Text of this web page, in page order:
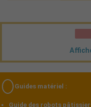
Guides matériel :
Guide des robots